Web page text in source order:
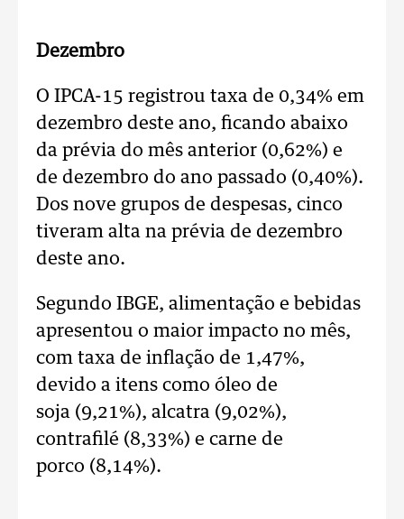
Dezembro
O IPCA-15 registrou taxa de 0,34% em
dezembro deste ano, ficando abaixo
da prévia do mês anterior (0,62%) e
de dezembro do ano passado (0,40%).
Dos nove grupos de despesas, cinco
tiveram alta na prévia de dezembro
deste ano.
Segundo IBGE, alimentação e bebidas
apresentou o maior impacto no mês,
com taxa de inflação de 1,47%,
devido a itens como óleo de
soja (9,21%), alcatra (9,02%),
contrafilé (8,33%) e carne de
porco (8,14%).